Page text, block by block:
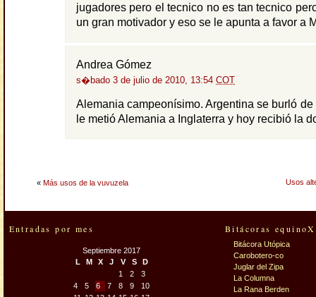
jugadores pero el tecnico no es tan tecnico
un gran motivador y eso se le apunta a favor a
Andrea Gómez
s�bado 3 de julio de 2010, 13:54 COT
Alemania campeonísimo. Argentina se burló
le metió Alemania a Inglaterra y hoy recibió la
« Más usos de la vuvuzela Usos
Entradas por mes
Septiembre 2017
L
M X J V S D
1 2
3
4
5 6 7 8 9
10
Bitácoras
Bitácora Utópica
Carobotero-co
Juglar del Zipa
La Columna
La Rana Berden